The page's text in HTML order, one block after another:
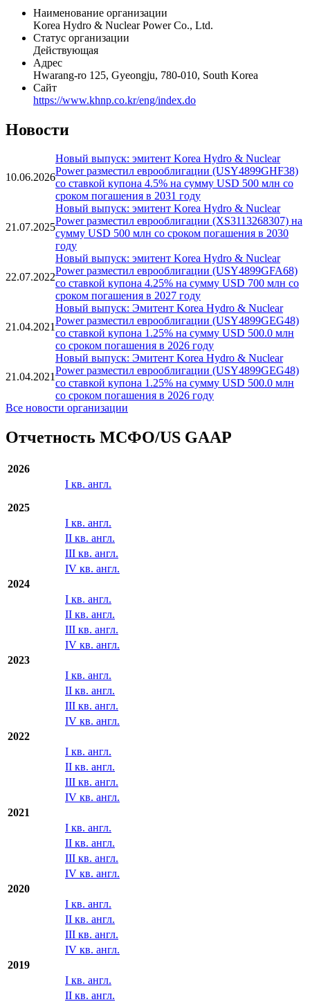
Наименование организации
Korea Hydro & Nuclear Power Co., Ltd.
Статус организации
Действующая
Адрес
Hwarang-ro 125, Gyeongju, 780-010, South Korea
Сайт
https://www.khnp.co.kr/eng/index.do
Новости
10.06.2026
Новый выпуск: эмитент Korea Hydro & Nuclear
Power разместил еврооблигации (USY4899GHF38)
со ставкой купона 4.5% на сумму USD 500 млн со
сроком погашения в 2031 году
21.07.2025
Новый выпуск: эмитент Korea Hydro & Nuclear
Power разместил еврооблигации (XS3113268307) на
сумму USD 500 млн со сроком погашения в 2030
году
22.07.2022
Новый выпуск: эмитент Korea Hydro & Nuclear
Power разместил еврооблигации (USY4899GFA68)
со ставкой купона 4.25% на сумму USD 700 млн со
сроком погашения в 2027 году
21.04.2021
Новый выпуск: Эмитент Korea Hydro & Nuclear
Power разместил еврооблигации (USY4899GEG48)
со ставкой купона 1.25% на сумму USD 500.0 млн
со сроком погашения в 2026 году
21.04.2021
Новый выпуск: Эмитент Korea Hydro & Nuclear
Power разместил еврооблигации (USY4899GEG48)
со ставкой купона 1.25% на сумму USD 500.0 млн
со сроком погашения в 2026 году
Все новости организации
Отчетность МСФО/US GAAP
2026
I кв. англ.
2025
I кв. англ.
II кв. англ.
III кв. англ.
IV кв. англ.
2024
I кв. англ.
II кв. англ.
III кв. англ.
IV кв. англ.
2023
I кв. англ.
II кв. англ.
III кв. англ.
IV кв. англ.
2022
I кв. англ.
II кв. англ.
III кв. англ.
IV кв. англ.
2021
I кв. англ.
II кв. англ.
III кв. англ.
IV кв. англ.
2020
I кв. англ.
II кв. англ.
III кв. англ.
IV кв. англ.
2019
I кв. англ.
II кв. англ.